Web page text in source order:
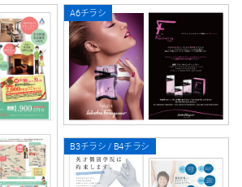
A6チラシ
B3チラシ / B4チラシ